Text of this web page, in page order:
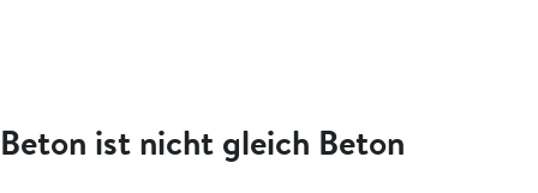
Beton ist nicht gleich Beton